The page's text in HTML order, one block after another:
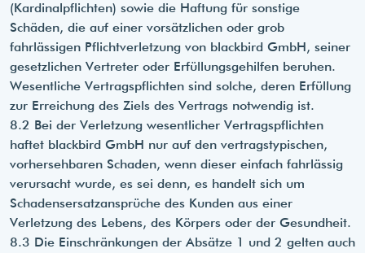
(Kardinalpflichten) sowie die Haftung für sonstige
Schäden, die auf einer vorsätzlichen oder grob
fahrlässigen Pflichtverletzung von blackbird GmbH, seiner
gesetzlichen Vertreter oder Erfüllungsgehilfen beruhen.
Wesentliche Vertragspflichten sind solche, deren Erfüllung
zur Erreichung des Ziels des Vertrags notwendig ist.
8.2 Bei der Verletzung wesentlicher Vertragspflichten
haftet blackbird GmbH nur auf den vertragstypischen,
vorhersehbaren Schaden, wenn dieser einfach fahrlässig
verursacht wurde, es sei denn, es handelt sich um
Schadensersatzansprüche des Kunden aus einer
Verletzung des Lebens, des Körpers oder der Gesundheit.
8.3 Die Einschränkungen der Absätze 1 und 2 gelten auch